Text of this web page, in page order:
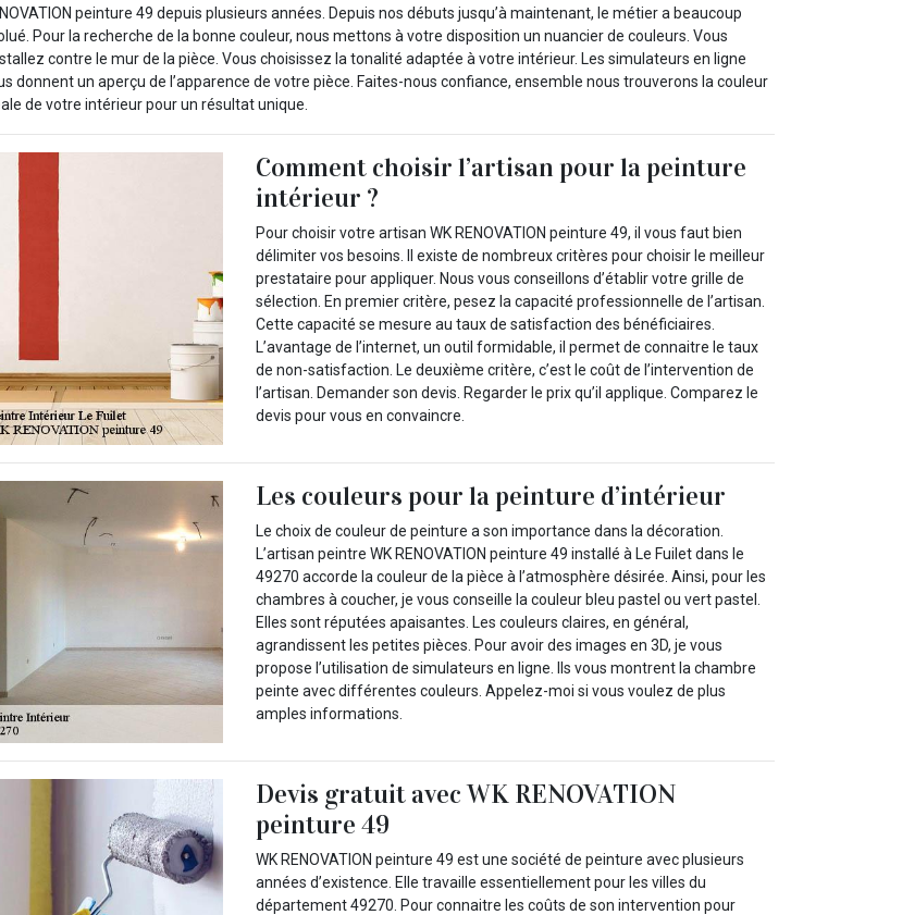
peinture 49 depuis plusieurs années. Depuis nos débuts jusqu’à maintenant, le métier a beaucoup
Pour la recherche de la bonne couleur, nous mettons à votre disposition un nuancier de couleurs. Vous
contre le mur de la pièce. Vous choisissez la tonalité adaptée à votre intérieur. Les simulateurs en ligne
donnent un aperçu de l’apparence de votre pièce. Faites-nous confiance, ensemble nous trouverons la couleur
de votre intérieur pour un résultat unique.
Comment choisir l’artisan pour la peinture
intérieur ?
Pour choisir votre artisan WK RENOVATION peinture 49, il vous faut bien
délimiter vos besoins. Il existe de nombreux critères pour choisir le meilleur
prestataire pour appliquer. Nous vous conseillons d’établir votre grille de
sélection. En premier critère, pesez la capacité professionnelle de l’artisan.
Cette capacité se mesure au taux de satisfaction des bénéficiaires.
L’avantage de l’internet, un outil formidable, il permet de connaitre le taux
de non-satisfaction. Le deuxième critère, c’est le coût de l’intervention de
l’artisan. Demander son devis. Regarder le prix qu’il applique. Comparez le
devis pour vous en convaincre.
Les couleurs pour la peinture d’intérieur
Le choix de couleur de peinture a son importance dans la décoration.
L’artisan peintre WK RENOVATION peinture 49 installé à Le Fuilet dans le
49270 accorde la couleur de la pièce à l’atmosphère désirée. Ainsi, pour les
chambres à coucher, je vous conseille la couleur bleu pastel ou vert pastel.
Elles sont réputées apaisantes. Les couleurs claires, en général,
agrandissent les petites pièces. Pour avoir des images en 3D, je vous
propose l’utilisation de simulateurs en ligne. Ils vous montrent la chambre
peinte avec différentes couleurs. Appelez-moi si vous voulez de plus
amples informations.
Devis gratuit avec WK RENOVATION
peinture 49
WK RENOVATION peinture 49 est une société de peinture avec plusieurs
années d’existence. Elle travaille essentiellement pour les villes du
département 49270. Pour connaitre les coûts de son intervention pour